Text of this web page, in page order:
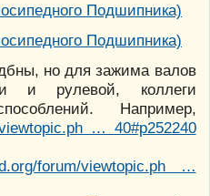
но для зажима валов
и рулевой, коллеги
Например,
… 40#p252240
forum/viewtopic.ph …